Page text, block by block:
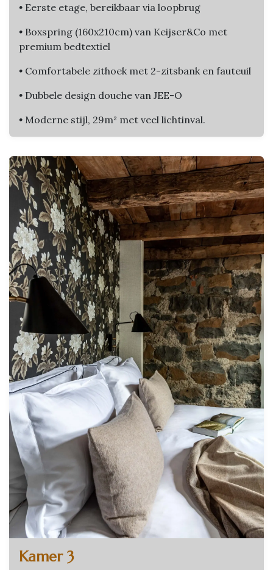
• Eerste etage, bereikbaar via loopbrug
• Boxspring (160x210cm) van Keijser&Co met
premium bedtextiel
• Comfortabele zithoek met 2-zitsbank en fauteuil
• Dubbele design douche van JEE-O
• Moderne stijl, 29m² met veel lichtinval.
Kamer 3